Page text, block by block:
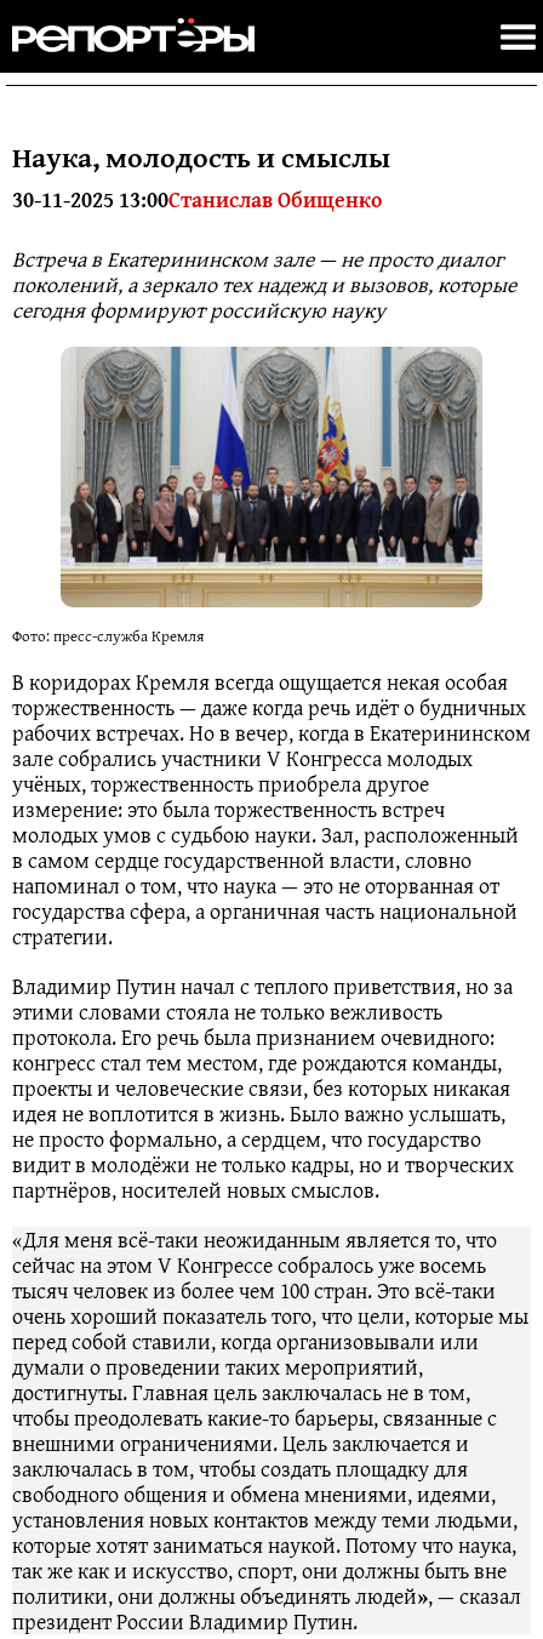
Наука, молодость и смыслы
30-11-2025 13:00Станислав Обищенко
Встреча в Екатерининском зале — не просто диалог
поколений, а зеркало тех надежд и вызовов, которые
сегодня формируют российскую науку
Фото: пресс-служба Кремля
В коридорах Кремля всегда ощущается некая особая
торжественность — даже когда речь идёт о будничных
рабочих встречах. Но в вечер, когда в Екатерининском
зале собрались участники V Конгресса молодых
учёных, торжественность приобрела другое
измерение: это была торжественность встреч
молодых умов с судьбою науки. Зал, расположенный
в самом сердце государственной власти, словно
напоминал о том, что наука — это не оторванная от
государства сфера, а органичная часть национальной
стратегии.
Владимир Путин начал с теплого приветствия, но за
этими словами стояла не только вежливость
протокола. Его речь была признанием очевидного:
конгресс стал тем местом, где рождаются команды,
проекты и человеческие связи, без которых никакая
идея не воплотится в жизнь. Было важно услышать,
не просто формально, а сердцем, что государство
видит в молодёжи не только кадры, но и творческих
партнёров, носителей новых смыслов.
«Для меня всё-таки неожиданным является то, что
сейчас на этом V Конгрессе собралось уже восемь
тысяч человек из более чем 100 стран. Это всё-таки
очень хороший показатель того, что цели, которые мы
перед собой ставили, когда организовывали или
думали о проведении таких мероприятий,
достигнуты. Главная цель заключалась не в том,
чтобы преодолевать какие-то барьеры, связанные с
внешними ограничениями. Цель заключается и
заключалась в том, чтобы создать площадку для
свободного общения и обмена мнениями, идеями,
установления новых контактов между теми людьми,
которые хотят заниматься наукой. Потому что наука,
так же как и искусство, спорт, они должны быть вне
политики, они должны объединять людей», — сказал
президент России Владимир Путин.